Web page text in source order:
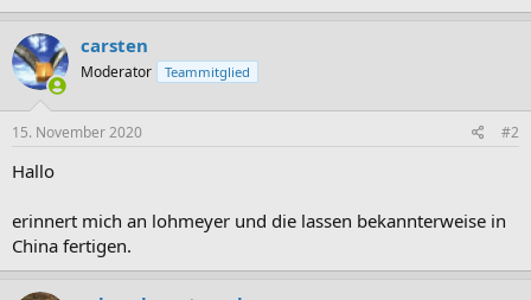
carsten
Moderator Teammitglied
15. November 2020 #2
Hallo
erinnert mich an lohmeyer und die lassen bekannterweise in
China fertigen.